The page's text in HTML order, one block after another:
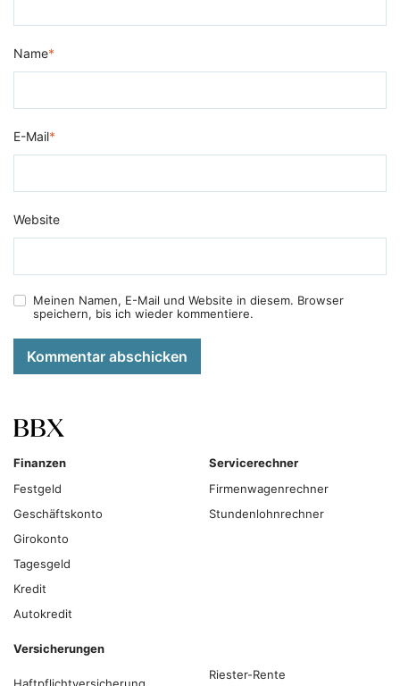
Name*
E-Mail*
Website
Meinen Namen, E-Mail und Website in diesem. Browser
speichern, bis ich wieder kommentiere.
Kommentar abschicken
Finanzen
Festgeld
Geschäftskonto
Girokonto
Tagesgeld
Kredit
Autokredit
Servicerechner
Firmenwagenrechner
Stundenlohnrechner
Versicherungen
Riester-Rente